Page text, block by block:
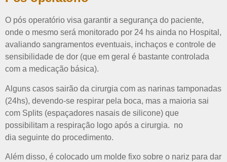
O pós operatório visa garantir a segurança do paciente,
onde o mesmo será monitorado por 24 hs ainda no Hospital,
avaliando sangramentos eventuais, inchaços e controle de
sensibilidade de dor (que em geral é bastante controlada
com a medicação básica).
Alguns casos sairão da cirurgia com as narinas tamponadas
(24hs), devendo-se respirar pela boca, mas a maioria sai
com Splits (espaçadores nasais de silicone) que
possibilitam a respiração logo após a cirurgia. no
dia seguinte do procedimento.
Além disso, é colocado um molde fixo sobre o nariz para dar